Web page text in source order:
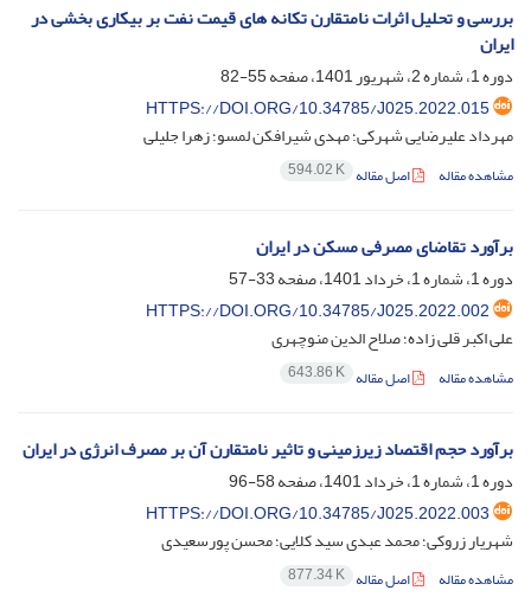
بررسی و تحلیل اثرات نامتقارن تکانه های قیمت نفت بر بیکاری بخشی در
ایران
دوره 1، شماره 2، شهریور 1401، صفحه
55-82
HTTPS://DOI.ORG/10.34785/J025.2022.015
مهرداد علیرضایی شهرکی؛ مهدی شیرافکن لمسو؛ زهرا جلیلی
مشاهده مقاله اصل مقاله 594.02 K
برآورد تقاضای مصرفی مسکن در ایران
دوره 1، شماره 1، خرداد 1401، صفحه
33-57
HTTPS://DOI.ORG/10.34785/J025.2022.002
علی اکبر قلی زاده؛ صلاح الدین منوچهری
مشاهده مقاله اصل مقاله 643.86 K
برآورد حجم اقتصاد زیرزمینی و تاثیر نامتقارن آن بر مصرف انرژی در ایران
دوره 1، شماره 1، خرداد 1401، صفحه
58-96
HTTPS://DOI.ORG/10.34785/J025.2022.003
شهریار زروکی؛ محمد عبدی سید کلایی؛ محسن پورسعیدی
مشاهده مقاله اصل مقاله 877.34 K